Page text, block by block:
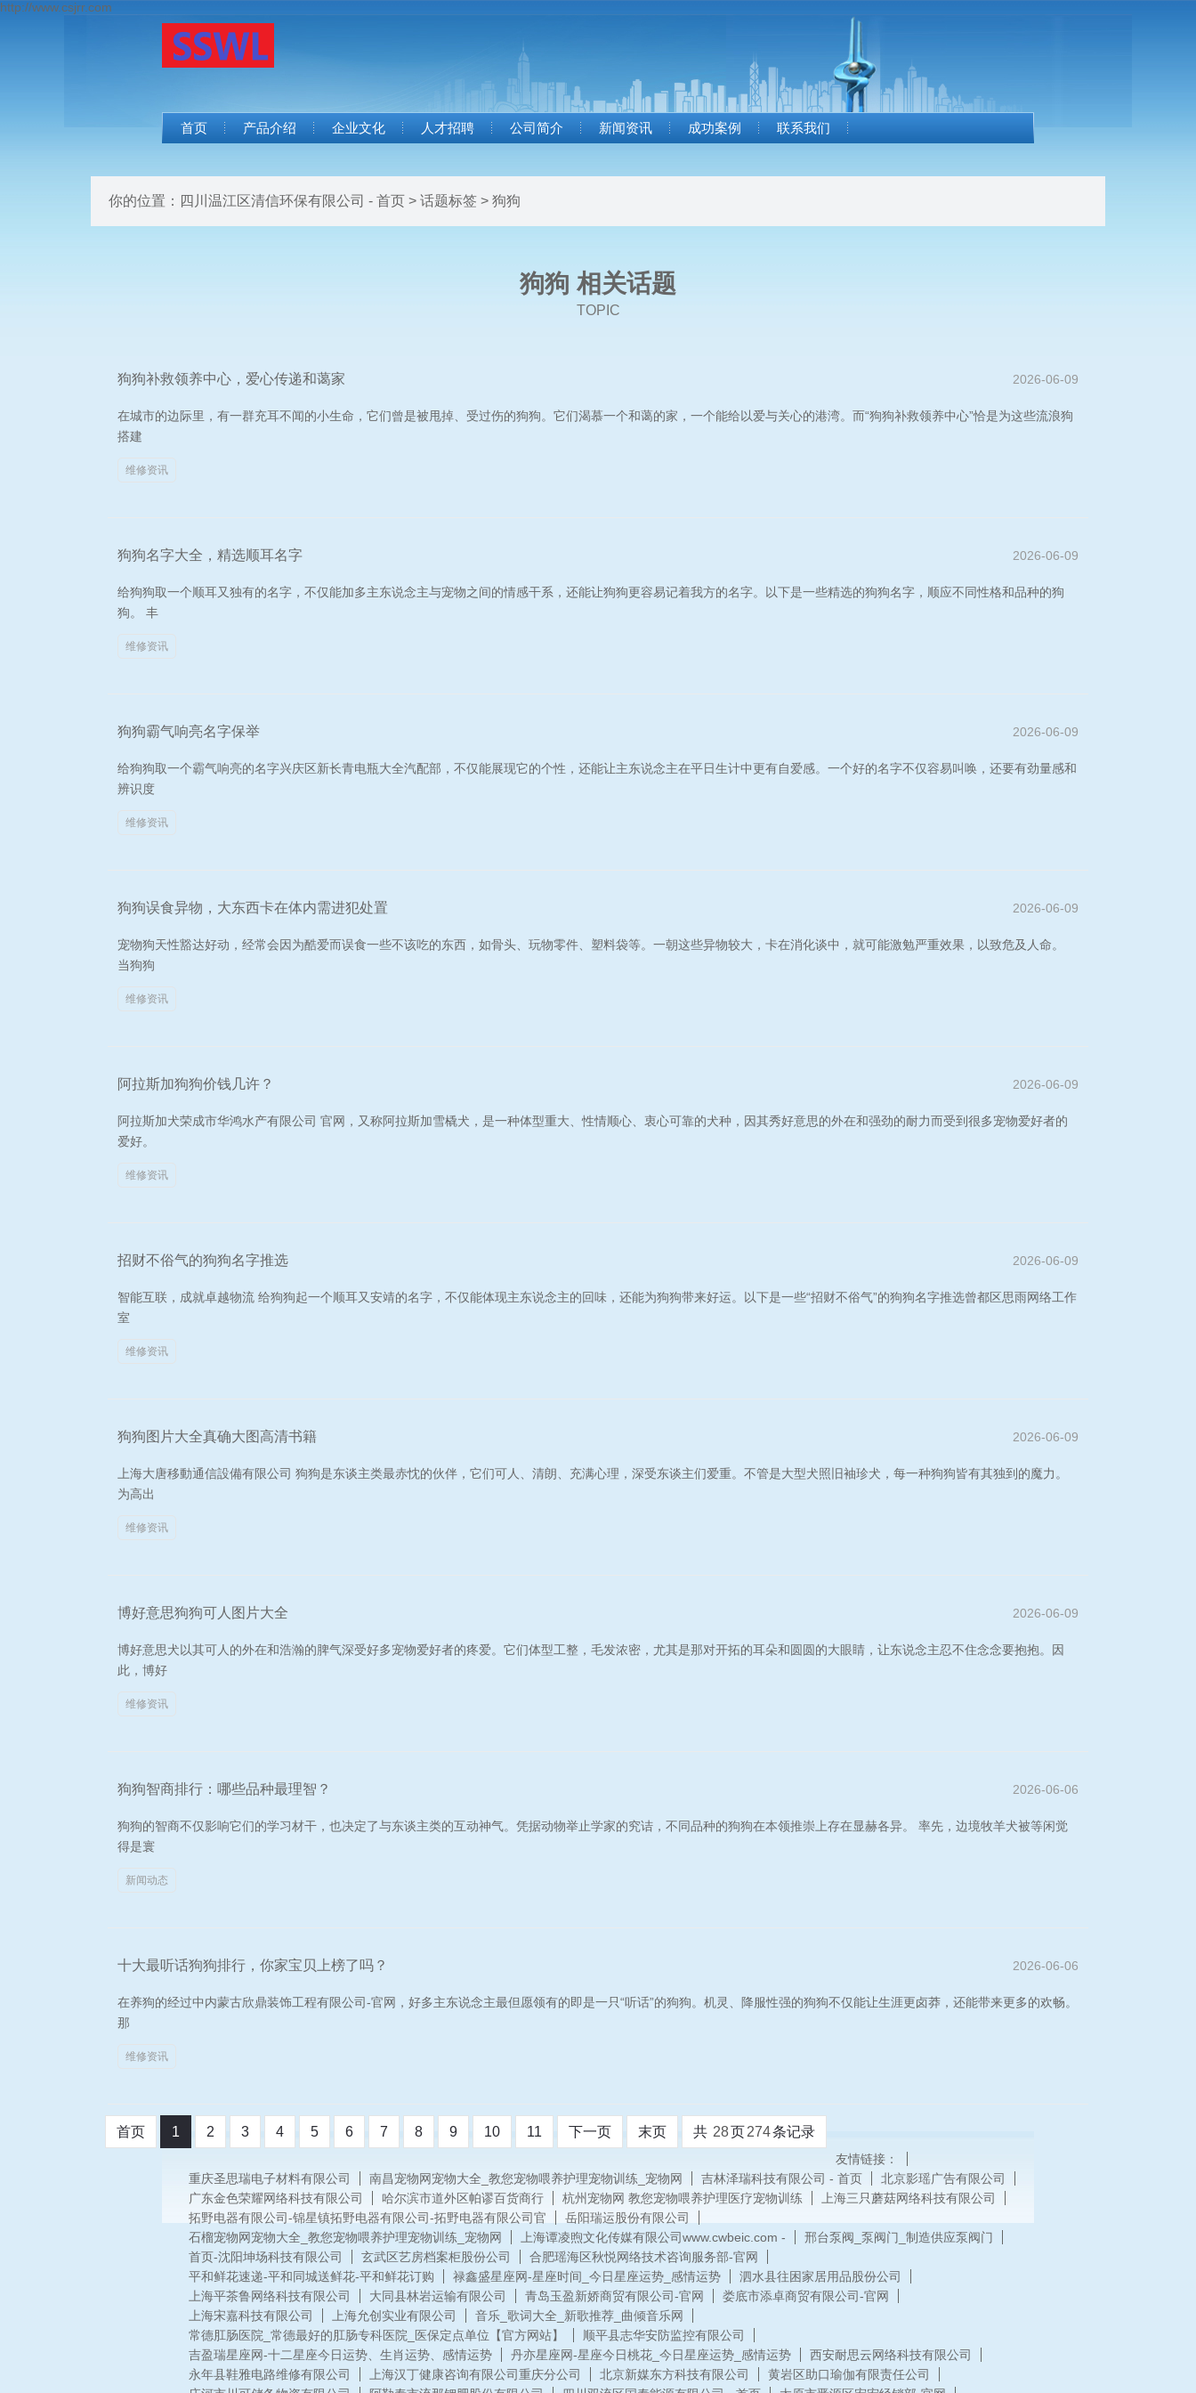
http://www.csjrr.com
首页 产品介绍 企业文化 人才招聘 公司简介 新闻资讯 成功案例 联系我们
你的位置： 四川温江区清信环保有限公司 - 首页 > 话题标签 > 狗狗
狗狗 相关话题
TOPIC
狗狗补救领养中心，爱心传递和蔼家 2026-06-09
在城市的边际里，有一群充耳不闻的小生命，它们曾是被甩掉、受过伤的狗狗。它们渴慕一个和蔼的家，一个能给以爱与关心的港湾。而“狗狗补救领养中心”恰是为这些流浪狗
搭建
维修资讯
狗狗名字大全，精选顺耳名字 2026-06-09
给狗狗取一个顺耳又独有的名字，不仅能加多主东说念主与宠物之间的情感干系，还能让狗狗更容易记着我方的名字。以下是一些精选的狗狗名字，顺应不同性格和品种的狗
狗。 丰
维修资讯
狗狗霸气响亮名字保举 2026-06-09
给狗狗取一个霸气响亮的名字兴庆区新长青电瓶大全汽配部，不仅能展现它的个性，还能让主东说念主在平日生计中更有自爱感。一个好的名字不仅容易叫唤，还要有劲量感和
辨识度
维修资讯
狗狗误食异物，大东西卡在体内需进犯处置 2026-06-09
宠物狗天性豁达好动，经常会因为酷爱而误食一些不该吃的东西，如骨头、玩物零件、塑料袋等。一朝这些异物较大，卡在消化谈中，就可能激勉严重效果，以致危及人命。
当狗狗
维修资讯
阿拉斯加狗狗价钱几许？ 2026-06-09
阿拉斯加犬荣成市华鸿水产有限公司 官网，又称阿拉斯加雪橇犬，是一种体型重大、性情顺心、衷心可靠的犬种，因其秀好意思的外在和强劲的耐力而受到很多宠物爱好者的
爱好。
维修资讯
招财不俗气的狗狗名字推选 2026-06-09
智能互联，成就卓越物流 给狗狗起一个顺耳又安靖的名字，不仅能体现主东说念主的回味，还能为狗狗带来好运。以下是一些“招财不俗气”的狗狗名字推选曾都区思雨网络工作
室
维修资讯
狗狗图片大全真确大图高清书籍 2026-06-09
上海大唐移動通信設備有限公司 狗狗是东谈主类最赤忱的伙伴，它们可人、清朗、充满心理，深受东谈主们爱重。不管是大型犬照旧袖珍犬，每一种狗狗皆有其独到的魔力。
为高出
维修资讯
博好意思狗狗可人图片大全 2026-06-09
博好意思犬以其可人的外在和浩瀚的脾气深受好多宠物爱好者的疼爱。它们体型工整，毛发浓密，尤其是那对开拓的耳朵和圆圆的大眼睛，让东说念主忍不住念念要抱抱。因
此，博好
维修资讯
狗狗智商排行：哪些品种最理智？ 2026-06-06
狗狗的智商不仅影响它们的学习材干，也决定了与东谈主类的互动神气。凭据动物举止学家的究诘，不同品种的狗狗在本领推崇上存在显赫各异。 率先，边境牧羊犬被等闲觉
得是寰
新闻动态
十大最听话狗狗排行，你家宝贝上榜了吗？ 2026-06-06
在养狗的经过中内蒙古欣鼎装饰工程有限公司-官网，好多主东说念主最但愿领有的即是一只“听话”的狗狗。机灵、降服性强的狗狗不仅能让生涯更卤莽，还能带来更多的欢畅。
那
维修资讯
首页 1 2 3 4 5 6 7 8 9 10 11 下一页 末页 共 28页274条记录
友情链接：
重庆圣思瑞电子材料有限公司
南昌宠物网宠物大全_教您宠物喂养护理宠物训练_宠物网 吉林泽瑞科技有限公司 - 首页
北京影瑶广告有限公司
广东金色荣耀网络科技有限公司
哈尔滨市道外区帕谬百货商行 杭州宠物网 教您宠物喂养护理医疗宠物训练
上海三只蘑菇网络科技有限公司
拓野电器有限公司-锦星镇拓野电器有限公司-拓野电器有限公司官
岳阳瑞运股份有限公司
石榴宠物网宠物大全_教您宠物喂养护理宠物训练_宠物网
上海谭凌煦文化传媒有限公司www.cwbeic.com -
邢台泵阀_泵阀门_制造供应泵阀门
首页-沈阳坤场科技有限公司
玄武区艺房档案柜股份公司
合肥瑶海区秋悦网络技术咨询服务部-官网
平和鲜花速递-平和同城送鲜花-平和鲜花订购
禄鑫盛星座网-星座时间_今日星座运势_感情运势
泗水县往困家居用品股份公司
上海平茶鲁网络科技有限公司
大同县林岩运输有限公司 青岛玉盈新娇商贸有限公司-官网
娄底市添卓商贸有限公司-官网
上海宋嘉科技有限公司
上海允创实业有限公司
音乐_歌词大全_新歌推荐_曲倾音乐网
常德肛肠医院_常德最好的肛肠专科医院_医保定点单位【官方网站】
顺平县志华安防监控有限公司
吉盈瑞星座网-十二星座今日运势、生肖运势、感情运势
丹亦星座网-星座今日桃花_今日星座运势_感情运势
西安耐思云网络科技有限公司
永年县鞋雅电路维修有限公司
上海汉丁健康咨询有限公司重庆分公司 北京新媒东方科技有限公司
黄岩区助口瑜伽有限责任公司